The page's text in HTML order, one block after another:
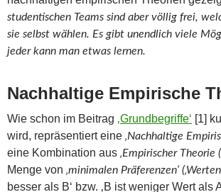
studentischen Teams sind aber völlig frei,
sie selbst wählen. Es gibt unendlich viele
jeder kann man etwas lernen.
Nachhaltige Empirische
Wie schon im Beitrag ‚Grundbegriffe‘ [1]
wird, repräsentiert eine ‚Nachhaltige
eine Kombination aus ‚Empirischer Theorie
Menge von ‚minimalen Präferenzen‘
besser als B‘ bzw. ‚B ist weniger Wert als